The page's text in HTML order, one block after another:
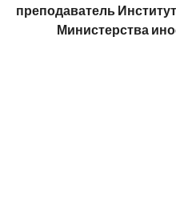
преподаватель
Министерства